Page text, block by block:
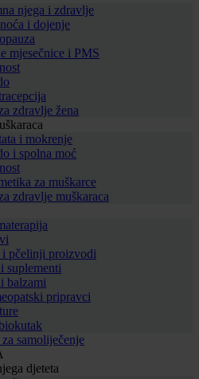
njega i zdravlje
i dojenje
mjesečnice i PMS
zdravlje žena
i mokrenje
i spolna moć
za muškarce
zdravlje muškaraca
i pčelinji proizvodi
suplementi
balzami
pripravci
samoliječenje
djeteta